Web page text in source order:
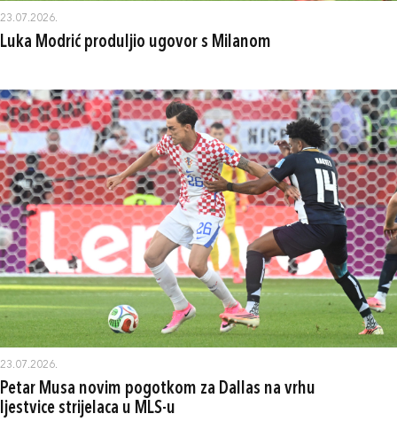
23.07.2026.
Luka Modrić produljio ugovor s Milanom
23.07.2026.
Petar Musa novim pogotkom za Dallas na vrhu
ljestvice strijelaca u MLS-u